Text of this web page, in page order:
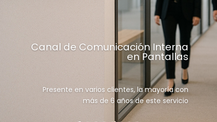
Canal de Comunicación Interna
en Pantallas
Presente en varios clientes, la mayoría con
más de 6 años de este servicio